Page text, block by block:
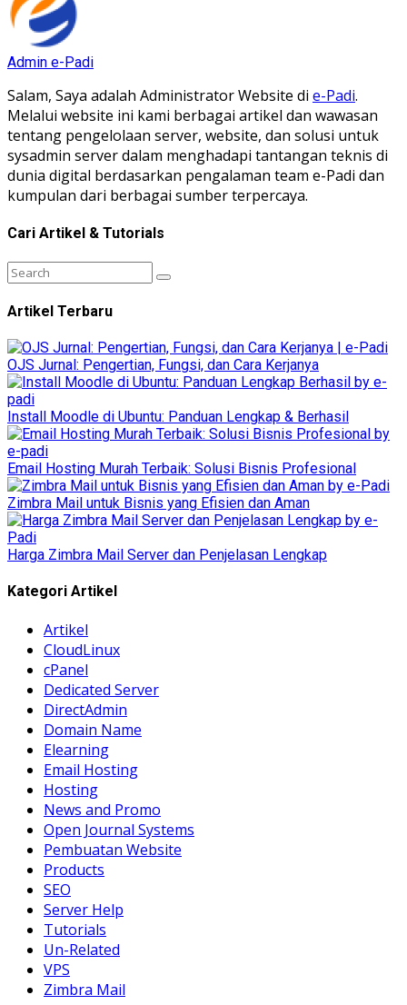
Admin e-Padi
Salam, Saya adalah Administrator Website di e-Padi.
Melalui website ini kami berbagai artikel dan wawasan
tentang pengelolaan server, website, dan solusi untuk
sysadmin server dalam menghadapi tantangan teknis di
dunia digital berdasarkan pengalaman team e-Padi dan
kumpulan dari berbagai sumber terpercaya.
Cari Artikel & Tutorials
Artikel Terbaru
OJS Jurnal: Pengertian, Fungsi, dan Cara Kerjanya
Install Moodle di Ubuntu: Panduan Lengkap & Berhasil
Email Hosting Murah Terbaik: Solusi Bisnis Profesional
Zimbra Mail untuk Bisnis yang Efisien dan Aman
Harga Zimbra Mail Server dan Penjelasan Lengkap
Kategori Artikel
Artikel
CloudLinux
cPanel
Dedicated Server
DirectAdmin
Domain Name
Elearning
Email Hosting
Hosting
News and Promo
Open Journal Systems
Pembuatan Website
Products
SEO
Server Help
Tutorials
Un-Related
VPS
Zimbra Mail